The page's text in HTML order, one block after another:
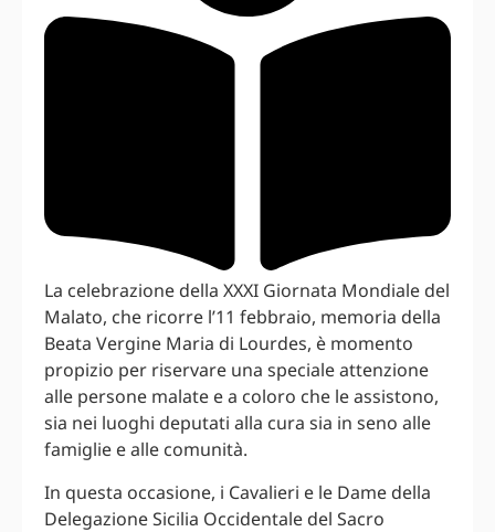
La celebrazione della XXXI Giornata Mondiale del
Malato, che ricorre l’11 febbraio, memoria della
Beata Vergine Maria di Lourdes, è momento
propizio per riservare una speciale attenzione
alle persone malate e a coloro che le assistono,
sia nei luoghi deputati alla cura sia in seno alle
famiglie e alle comunità.
In questa occasione, i Cavalieri e le Dame della
Delegazione Sicilia Occidentale del Sacro